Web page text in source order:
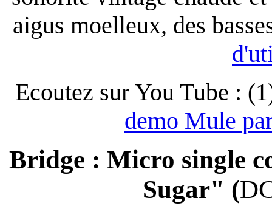
aigus moelleux, des
Ecoutez sur You Tube :
demo Mule
Bridge : Micro single
Sugar" (